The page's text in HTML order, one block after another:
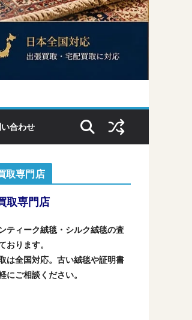
合わせ
取専門店
取専門店
ティーク絨毯・シルク絨毯の査
おります。
は全国対応。古い絨毯や証明書
にご相談ください。